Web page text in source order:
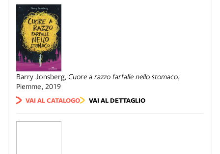
Barry Jonsberg, Cuore a razzo farfalle nello stomaco,
Piemme, 2019
VAI AL CATALOGO VAI AL DETTAGLIO